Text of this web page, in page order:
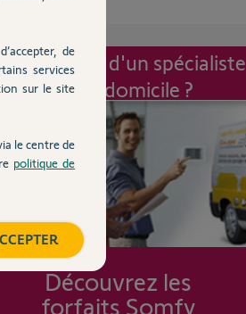
d'un spécialiste
à mon domicile ?
Découvrez les
forfaits Somfy
de
services
sur le site
le centre de
politique de